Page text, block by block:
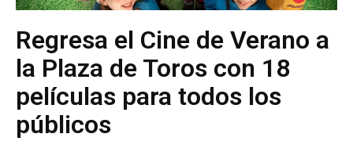
Regresa el Cine de Verano a
la Plaza de Toros con 18
películas para todos los
públicos